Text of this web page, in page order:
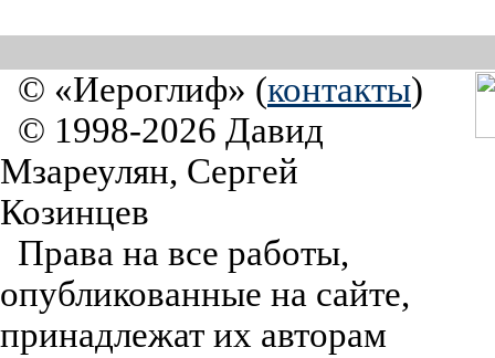
© «Иероглиф» (контакты)
© 1998-2026 Давид
Мзареулян, Сергей
Козинцев
Права на все работы,
опубликованные на сайте,
принадлежат их авторам